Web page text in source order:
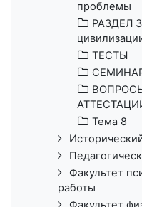
проблемы
РАЗДЕЛ
ТЕСТЫ
Тема 8
Факультет
работы